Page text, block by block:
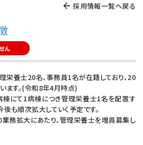
採用情報一覧へ戻る
ん
栄養士20名、事務員1名が在籍しており、20
ます。(令和8年4月時点)
にて1病棟につき管理栄養士1名を配置す
も順次拡大していく予定です。
務拡大にあたり、管理栄養士を増員募集し